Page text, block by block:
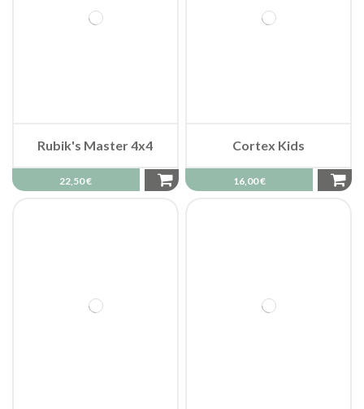
Rubik's Master 4x4
22,50 €
Cortex Kids
16,00 €